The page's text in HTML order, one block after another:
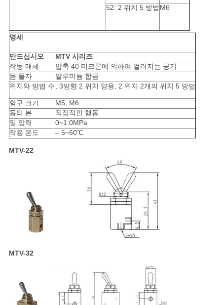
이
트
맵
PRIVACY
POLICY
52: 2 위치 5 방법 M6
명세
만드십시오
MTV 시리즈
작동 매체
압축 40 미크론에 의하여 걸러지는 공기
몸 물자
알루미늄 합금
위치와 방법 수, 3방향 2 위치 양용, 2 위치 2개의 위치 5 방법
항구 크기
M5, M6
동의 본
직접적인 행동
일 압력
0~1.0MPa
작용 온도
– 5~60℃
MTV-22
MTV-32